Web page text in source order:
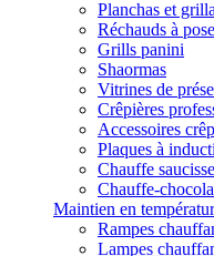
Planchas et
Réchauds à
Grills panini
Shaormas
Vitrines de
Crêpières
Accessoires
Plaques à
Chauffe
Chauffe-
Maintien en
Rampes
Lampes